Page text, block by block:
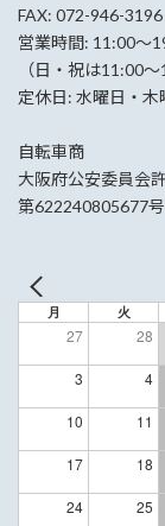
FAX: 072-946-3196
営業時間: 11:00〜
（日・祝は11:00〜
定休日: 水曜日・木
自転車商
大阪府公安委員会
第622240805677号
月 火
27 28
3 4
10 11
17 18
24 25